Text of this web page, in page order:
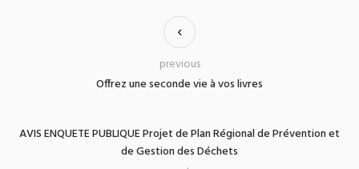
Offrez une seconde vie à vos livres
previous
AVIS ENQUETE PUBLIQUE Projet de Plan Régional de Prévention et
de Gestion des Déchets